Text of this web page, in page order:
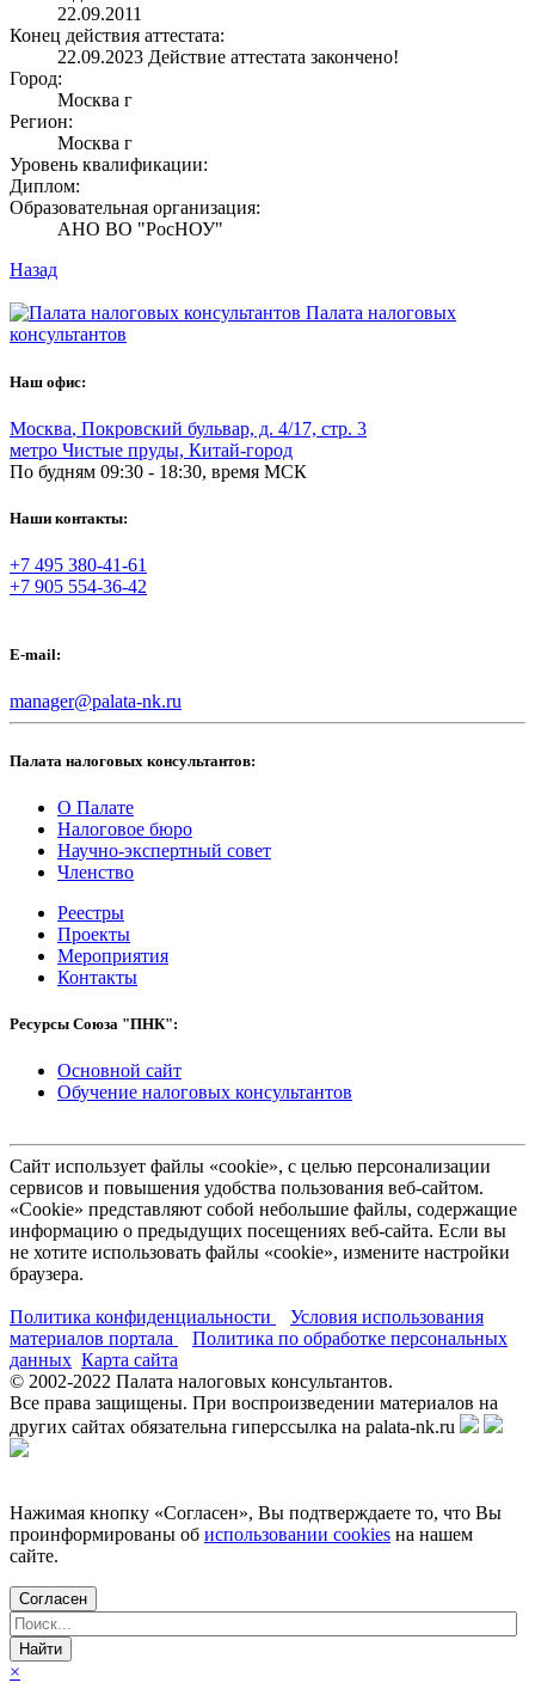
22.09.2011
Конец действия аттестата:
22.09.2023 Действие аттестата закончено!
Город:
Москва г
Регион:
Москва г
Уровень квалификации:
Диплом:
Образовательная организация:
АНО ВО "РосНОУ"
Назад
Палата налоговых
консультантов
Наш офис:
Москва, Покровский бульвар, д. 4/17, стр. 3
метро Чистые пруды, Китай-город
По будням 09:30 - 18:30, время МСК
Наши контакты:
+7 495 380-41-61
+7 905 554-36-42
E-mail:
manager@palata-nk.ru
Палата налоговых консультантов:
О Палате
Налоговое бюро
Научно-экспертный совет
Членство
Реестры
Проекты
Мероприятия
Контакты
Ресурсы Союза "ПНК":
Основной сайт
Обучение налоговых консультантов
Сайт использует файлы «cookie», с целью персонализации
сервисов и повышения удобства пользования веб-сайтом.
«Cookie» представляют собой небольшие файлы, содержащие
информацию о предыдущих посещениях веб-сайта. Если вы
не хотите использовать файлы «cookie», измените настройки
браузера.
Политика конфиденциальности
Условия использования
материалов портала
Политика по обработке персональных
данных Карта сайта
© 2002-2022 Палата налоговых консультантов.
Все права защищены. При воспроизведении материалов на
других сайтах обязательна гиперссылка на palata-nk.ru
Нажимая кнопку «Согласен», Вы подтверждаете то, что Вы
проинформированы об использовании cookies на нашем
сайте.
Согласен
×